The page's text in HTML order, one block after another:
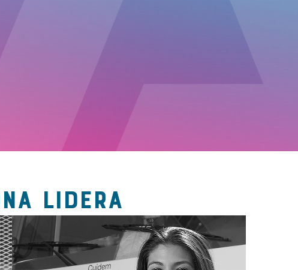
LIDERA